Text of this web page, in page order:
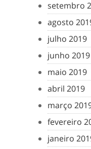
setembro
agosto
julho 2019
junho 2019
maio 2019
abril 2019
março
fevereiro
janeiro